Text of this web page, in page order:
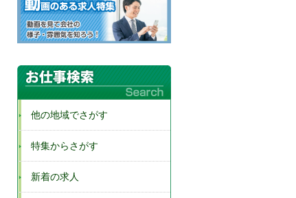
他の地域でさがす
特集からさがす
新着の求人